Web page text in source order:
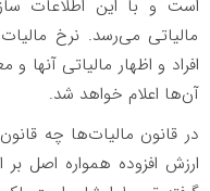
است و با این اطلاعات
مالیاتی می‌رسد. نرخ
افراد و اظهار مالیاتی
آن‌ها اعلام خواهد شد.
در قانون مالیات‌ها چه
ارزش افزوده همواره اصل